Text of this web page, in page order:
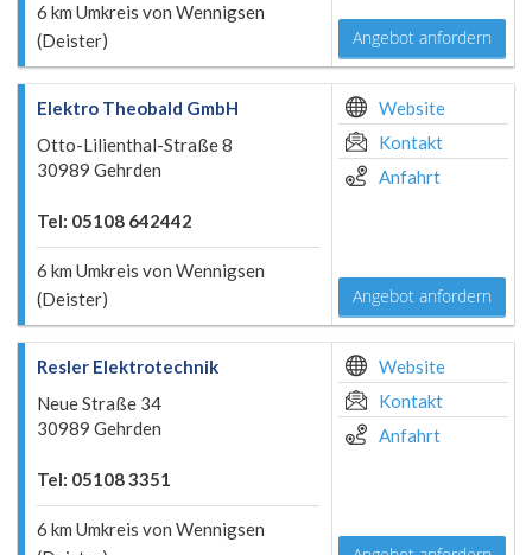
6 km Umkreis von Wennigsen
(Deister)
Angebot anfordern
Elektro Theobald GmbH
Otto-Lilienthal-Straße 8
30989 Gehrden
Tel: 05108 642442
6 km Umkreis von Wennigsen
(Deister)
Website
Kontakt
Anfahrt
Angebot anfordern
Resler Elektrotechnik
Neue Straße 34
30989 Gehrden
Tel: 05108 3351
6 km Umkreis von Wennigsen
Website
Kontakt
Anfahrt